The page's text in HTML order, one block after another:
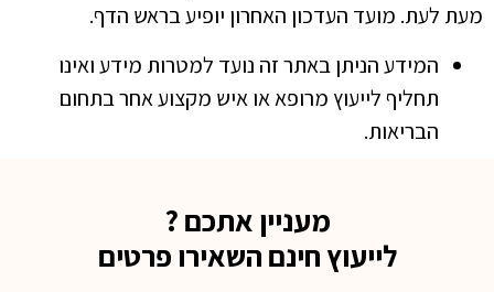
מעת לעת. מועד העדכון האחרון יופיע בראש הדף.
המידע הניתן באתר זה נועד למטרות מידע ואינו
תחליף לייעוץ מרופא או איש מקצוע אחר בתחום
הבריאות.
מעניין אתכם ?
לייעוץ חינם השאירו פרטים